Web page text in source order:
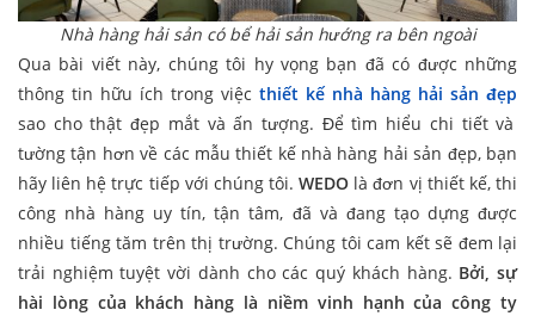
Nhà hàng hải sản có bể hải sản hướng ra bên ngoài
Qua bài viết này, chúng tôi hy vọng bạn đã có được những
thông tin hữu ích trong việc thiết kế nhà hàng hải sản đẹp
sao cho thật đẹp mắt và ấn tượng. Để tìm hiểu chi tiết và
tường tận hơn về các mẫu thiết kế nhà hàng hải sản đẹp, bạn
hãy liên hệ trực tiếp với chúng tôi.WEDO là đơn vị thiết kế, thi
công nhà hàng uy tín, tận tâm, đã và đang tạo dựng được
nhiều tiếng tăm trên thị trường. Chúng tôi cam kết sẽ đem lại
trải nghiệm tuyệt vời dành cho các quý khách hàng. Bởi, sự
hài lòng của khách hàng là niềm vinh hạnh của công ty